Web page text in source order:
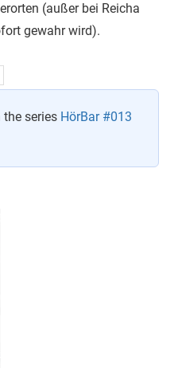
(außer bei Reicha
gewahr wird).
series HörBar #013